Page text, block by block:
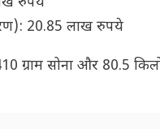
20.85 लाख रुपये
ग्राम सोना और 80.5